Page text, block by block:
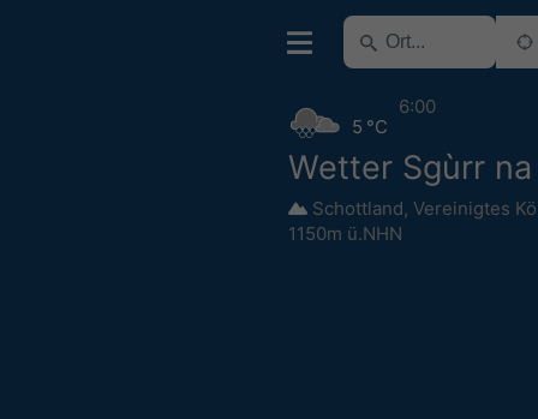
Wetter Sgùrr
Schottland, Vereinigtes
1150m ü.NHN
5 °C
6:00